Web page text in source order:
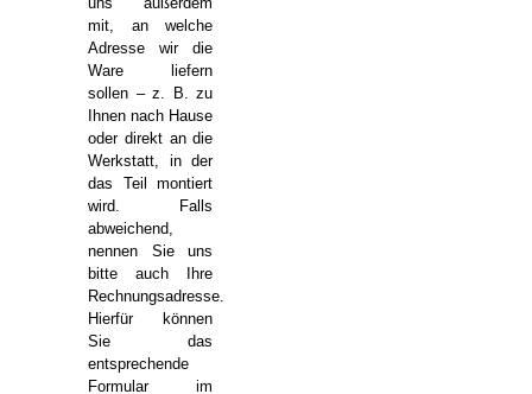
mit, an welche
Adresse wir die
Ware liefern
sollen – z. B. zu
Ihnen nach Hause
oder direkt an die
Werkstatt, in der
das Teil montiert
wird. Falls
abweichend,
nennen Sie uns
bitte auch Ihre
Rechnungsadresse.
Hierfür können
Sie das
entsprechende
Formular im